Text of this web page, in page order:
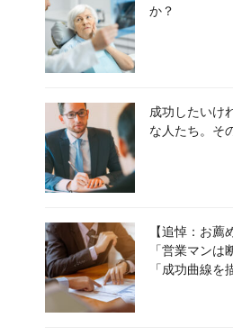
か？
成功したいけ
な人たち。そ
【追悼：お
「営業マンは
「成功曲線を